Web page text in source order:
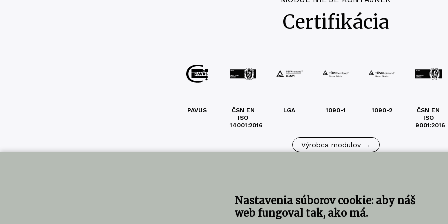
Nastavenia súborov cookie: aby náš
web fungoval tak, ako má.
Certifikácia
PAVUS
ČSN EN
ISO
14001:2016
LGA 1090-1 1090-2
ČSN EN
ISO
9001:2016
Výrobca modulov →